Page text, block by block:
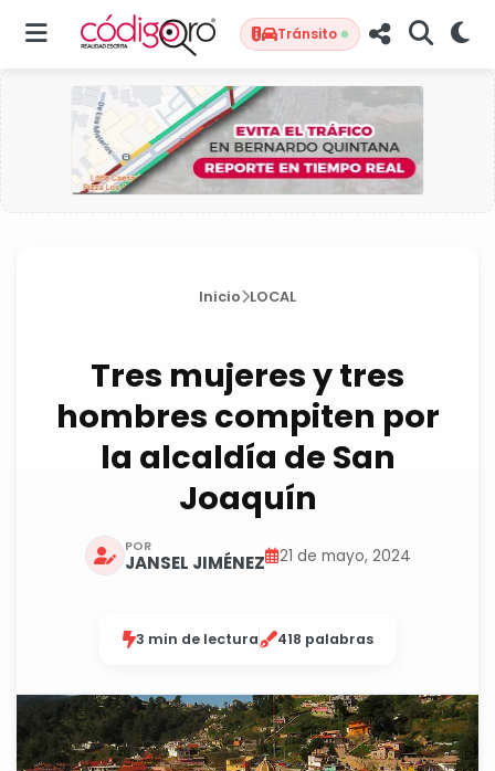
Tránsito
Inicio LOCAL
Tres mujeres y tres
hombres compiten por
la alcaldía de San
Joaquín
POR
JANSEL JIMÉNEZ 21 de mayo, 2024
3 min de lectura 418 palabras